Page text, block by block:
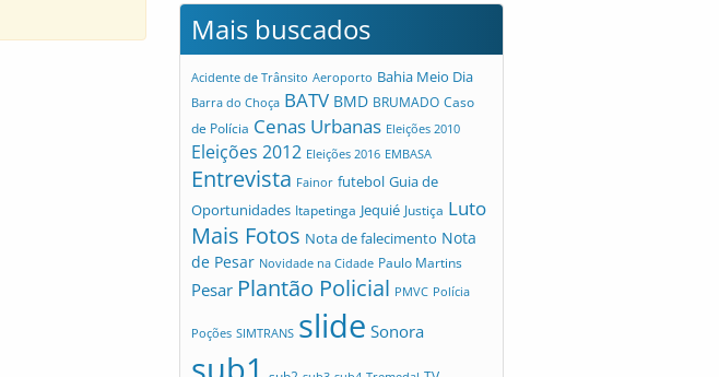
Mais buscados
Acidente de Trânsito Aeroporto Bahia Meio Dia
Barra do Choça BATV BMD BRUMADO Caso
de Polícia Cenas Urbanas Eleições 2010
Eleições 2012 Eleições 2016 EMBASA
Entrevista Fainor futebol Guia de
Oportunidades Itapetinga Jequié Justiça Luto
Mais Fotos Nota de falecimento Nota
de Pesar Novidade na Cidade Paulo Martins
Pesar Plantão Policial PMVC Polícia
Poções SIMTRANS slide Sonora